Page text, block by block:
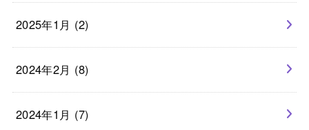
2025年1月 (2)
2024年2月 (8)
2024年1月 (7)